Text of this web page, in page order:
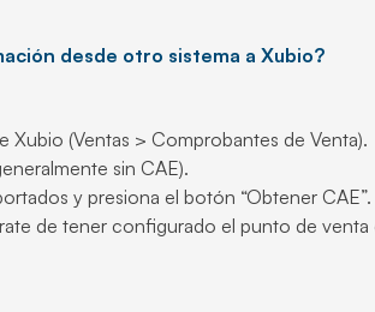
desde otro sistema a Xubio?
(Ventas > Comprobantes de Venta).
sin CAE).
y presiona el botón “Obtener
de tener configurado el punto de